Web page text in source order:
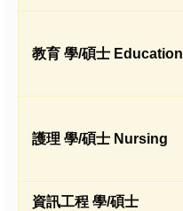
教育 學/碩士 Education
護理 學/碩士 Nursing
資訊工程 學/碩士